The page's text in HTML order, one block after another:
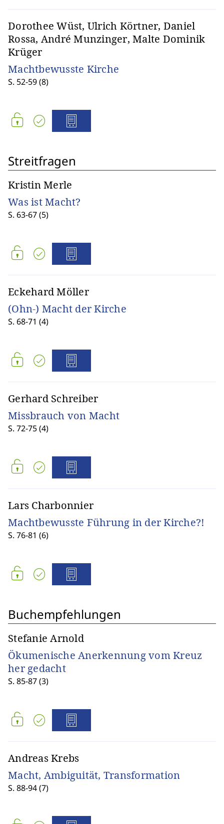
Dorothee Wüst, Ulrich Körtner, Daniel
Rossa, André Munzinger, Malte Dominik
Krüger
Machtbewusste Kirche
S. 52-59 (8)
Streitfragen
Kristin Merle
Was ist Macht?
S. 63-67 (5)
Eckehard Möller
(Ohn-) Macht der Kirche
S. 68-71 (4)
Gerhard Schreiber
Missbrauch von Macht
S. 72-75 (4)
Lars Charbonnier
Machtbewusste Führung in der Kirche?!
S. 76-81 (6)
Buchempfehlungen
Stefanie Arnold
Ökumenische Anerkennung vom Kreuz
her gedacht
S. 85-87 (3)
Andreas Krebs
Macht, Ambiguität, Transformation
S. 88-94 (7)